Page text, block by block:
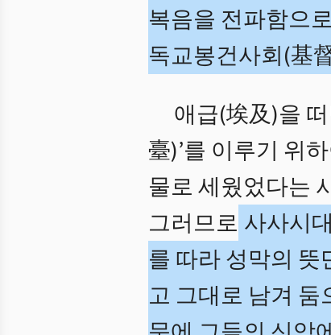
복음을 전파함으
독교봉건사회(基
애급(埃及)을
臺)’를 이루기 위
물로 세웠었다는
그러므로 사사시
를 따라 성막의
고 그대로 남겨